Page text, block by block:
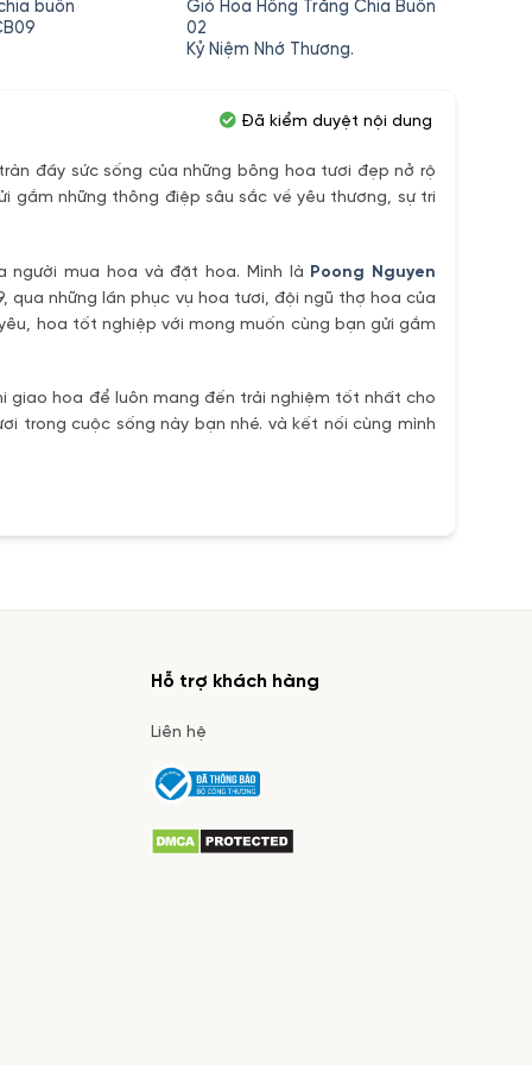
buồn
Giỏ Hoa Hồng Trắng Chia Buồn
02
Kỷ Niệm Nhớ Thương.
đầy sức sống của những bông hoa tươi đẹp nở rộ
gắm những thông điệp sâu sắc về yêu thương, sự tri
người mua hoa và đặt hoa. Mình là Poong Nguyen
qua những lần phục vụ hoa tươi, đội ngũ thợ hoa của
hoa tốt nghiệp với mong muốn cùng bạn gửi gắm
giao hoa để luôn mang đến trải nghiệm tốt nhất cho
trong cuộc sống này bạn nhé. và kết nối cùng mình
Đã kiểm duyệt nội dung
Hỗ trợ khách hàng
Liên hệ